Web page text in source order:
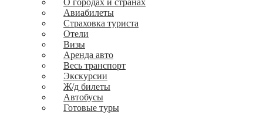
О городах и странах
Авиабилеты
Страховка туриста
Отели
Визы
Аренда авто
Весь транспорт
Экскурсии
Ж/д билеты
Автобусы
Готовые туры